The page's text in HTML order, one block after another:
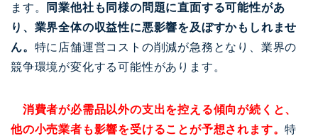
ます。
同業他社も同様の問題に直面する可能性があ
り、業界全体の収益性に悪影響を及ぼすかもしれませ
ん。 特に店舗運営コストの削減が急務となり、業界の
競争環境が変化する可能性があります。
消費者が必需品以外の支出を控える傾向が続くと、
他の小売業者も影響を受けることが予想されます。特